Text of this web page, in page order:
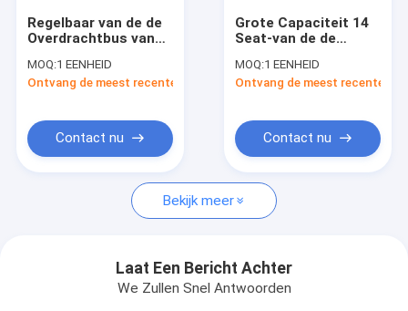
Nieuws
Verzoek om een Citaat
De Bus van de luchthavenschort
Gemotoriseerde Passagierstreden
Regelbaar van de de
Overdrachtbus van
de
Luchthavenmateriaal
MOQ:1 EENHEID
Ontvang de meest recente Prijs
Contact nu
Grote Capaciteit 14
Seat-van de de
van de Tarmacbus
van het de Buswiel
MOQ:1 EENHEID
Ontvang de meest recente
Contact nu
Bekijk meer
Laat Een Bericht Achter
We Zullen Snel Antwoorden